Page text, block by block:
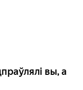
вы, а